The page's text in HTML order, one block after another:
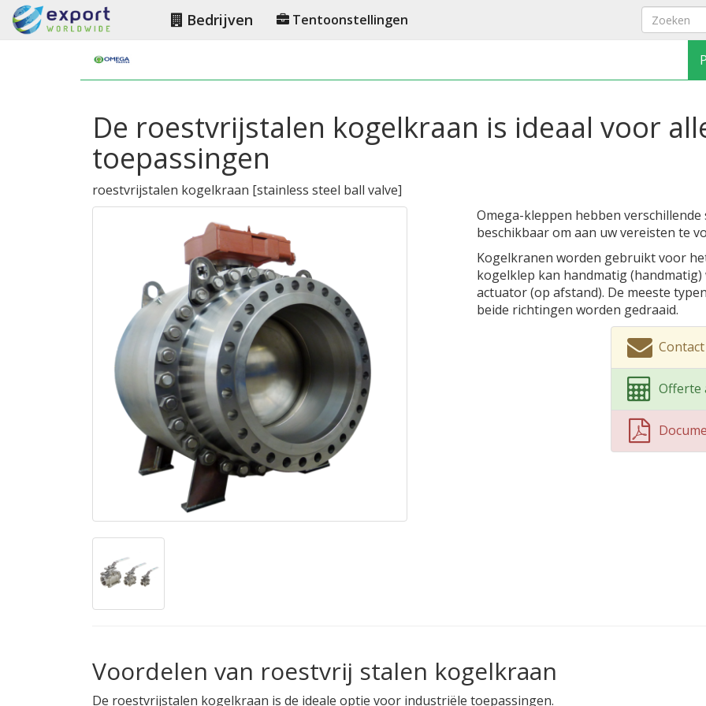
Bedrijven Tentoonstellingen
De roestvrijstalen kogelkraan is ideaal voor
toepassingen
roestvrijstalen kogelkraan [stainless steel ball valve]
Omega-kleppen hebben
beschikbaar om aan uw vereisten te
Kogelkranen worden gebruikt voor
kogelklep kan handmatig
actuator (op afstand). De meeste
beide richtingen worden gedraaid.
Offerte
Voordelen van roestvrij stalen kogelkraan
De roestvrijstalen kogelkraan is de ideale optie voor industriële toepassingen.